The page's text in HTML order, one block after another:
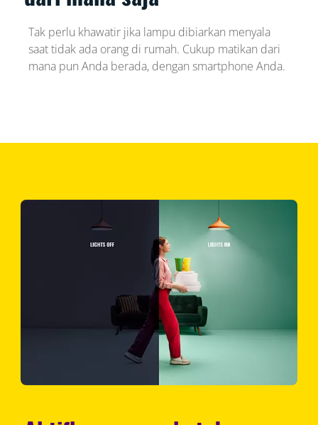
Tak perlu khawatir jika lampu dibiarkan menyala
saat tidak ada orang di rumah. Cukup matikan dari
mana pun Anda berada, dengan smartphone Anda.